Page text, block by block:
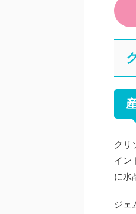
クリ
イン
に水
ジェ